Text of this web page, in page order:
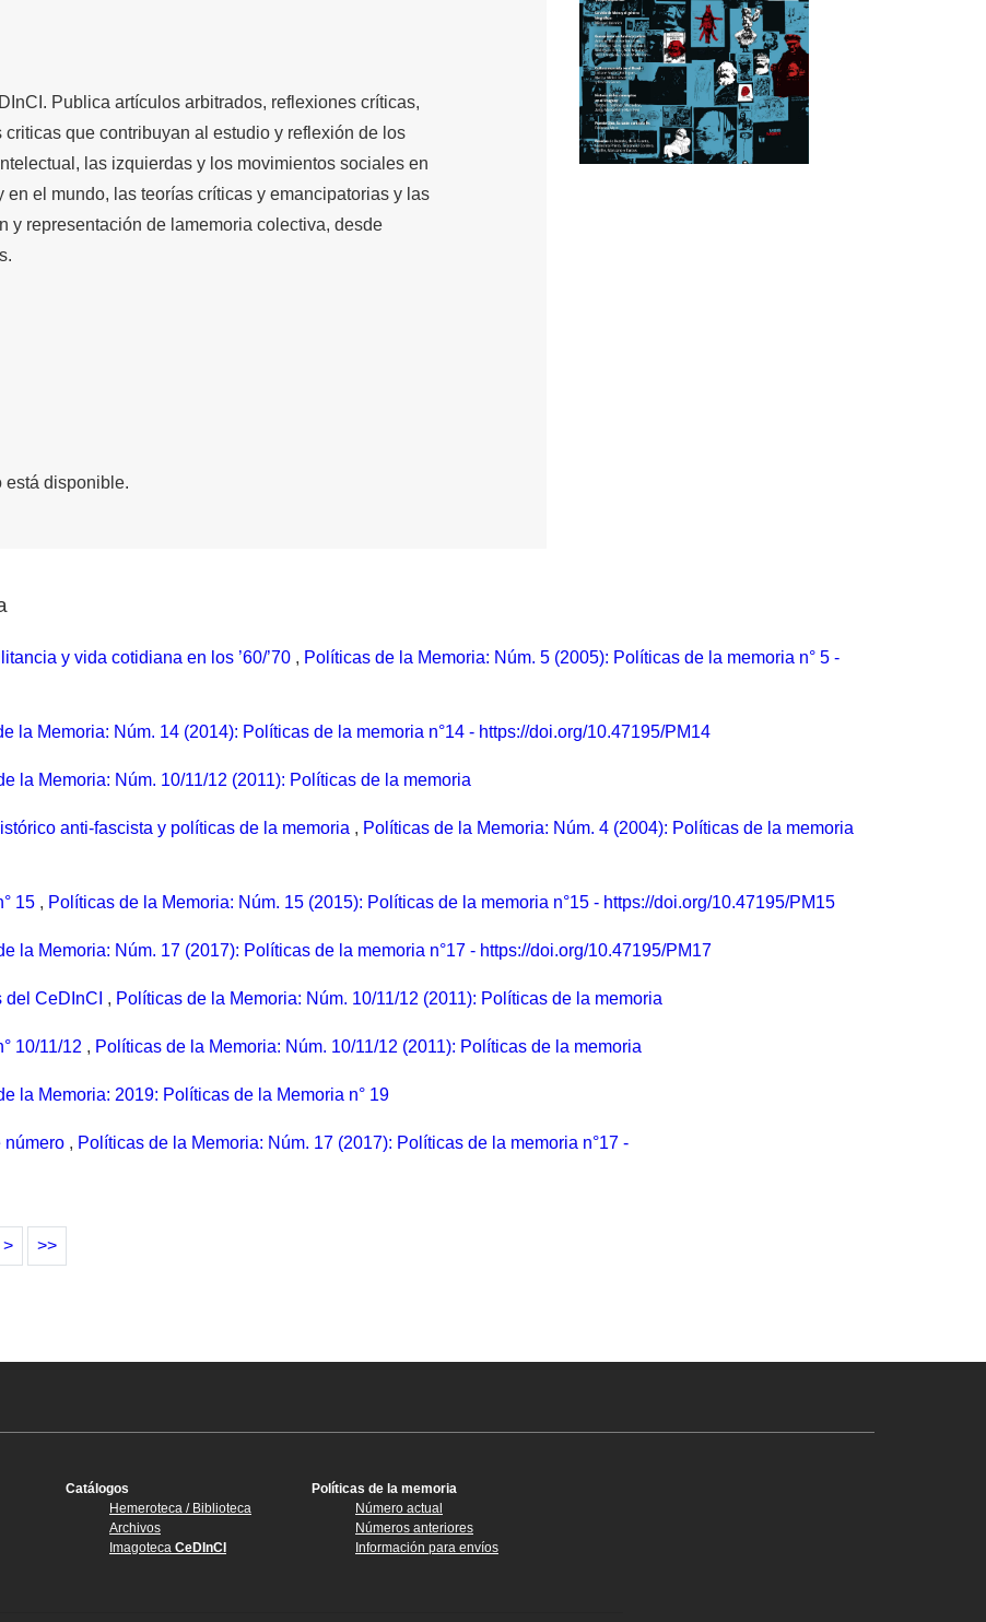
Publica artículos arbitrados, reflexiones críticas,
que contribuyan al estudio y reflexión de los
las izquierdas y los movimientos sociales en
en el mundo, las teorías críticas y emancipatorias y las
y representación de lamemoria colectiva, desde
está disponible.
y vida cotidiana en los ’60/’70 , Políticas de la Memoria: Núm. 5 (2005): Políticas de la memoria n° 5 -
la Memoria: Núm. 14 (2014): Políticas de la memoria n°14 - https://doi.org/10.47195/PM14
la Memoria: Núm. 10/11/12 (2011): Políticas de la memoria
anti-fascista y políticas de la memoria , Políticas de la Memoria: Núm. 4 (2004): Políticas de la memoria
15 , Políticas de la Memoria: Núm. 15 (2015): Políticas de la memoria n°15 - https://doi.org/10.47195/PM15
la Memoria: Núm. 17 (2017): Políticas de la memoria n°17 - https://doi.org/10.47195/PM17
CeDInCI , Políticas de la Memoria: Núm. 10/11/12 (2011): Políticas de la memoria
10/11/12 , Políticas de la Memoria: Núm. 10/11/12 (2011): Políticas de la memoria
la Memoria: 2019: Políticas de la Memoria n° 19
número , Políticas de la Memoria: Núm. 17 (2017): Políticas de la memoria n°17 -
> >>
Catálogos
Hemeroteca / Biblioteca
Archivos
Imagoteca CeDInCI
Políticas de la memoria
Número actual
Números anteriores
Información para envíos